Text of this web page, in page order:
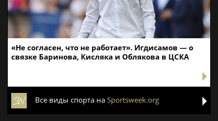
«Не согласен, что не работает». Игдисамов — о
связке Баринова, Кисляка и Облякова в ЦСКА
Все виды спорта на Sportsweek.org